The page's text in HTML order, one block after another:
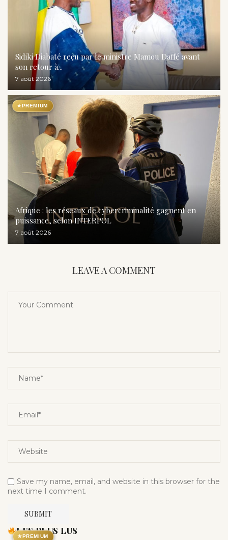
Sidiki Diabaté reçu par le ministre Mamou Daffé avant
son retour à...
7 août 2026
★PREMIUM
Afrique : les réseaux de cybercriminalité gagnent en
puissance, selon INTERPOL
7 août 2026
LEAVE A COMMENT
Save my name, email, and website in this browser for the
next time I comment.
★ PREMIUM
LES PLUS LUS